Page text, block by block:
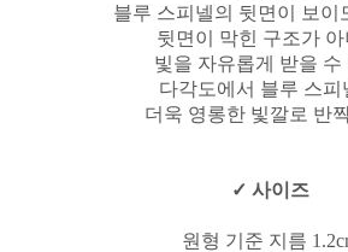
블루 스피넬의 뒷면이 보이
뒷면이 막힌 구조가
빛을 자유롭게 받을 수
다각도에서 블루 스피
더욱 영롱한 빛깔로 반
✓ 사이즈
원형 기준 지름